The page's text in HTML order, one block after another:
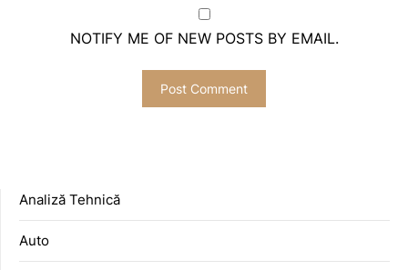
NOTIFY ME OF NEW POSTS BY EMAIL.
Analiză Tehnică
Auto